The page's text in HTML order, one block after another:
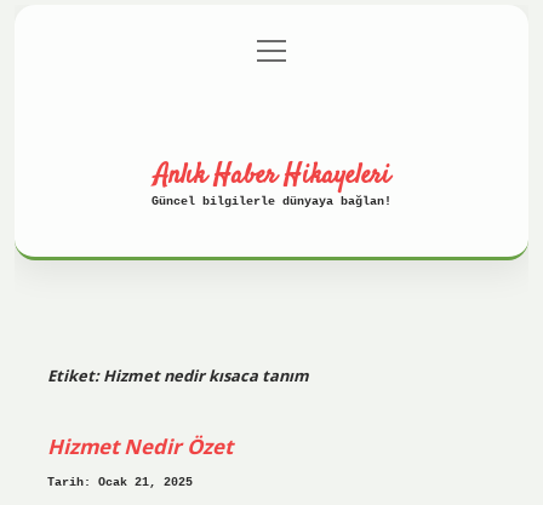
Gizlilik Politikası
menüyü
aç
Anlık Haber Hikayeleri
Güncel bilgilerle dünyaya bağlan!
Etiket:Hizmet nedir kısaca tanım
Hizmet Nedir Özet
Tarih: Ocak 21, 2025